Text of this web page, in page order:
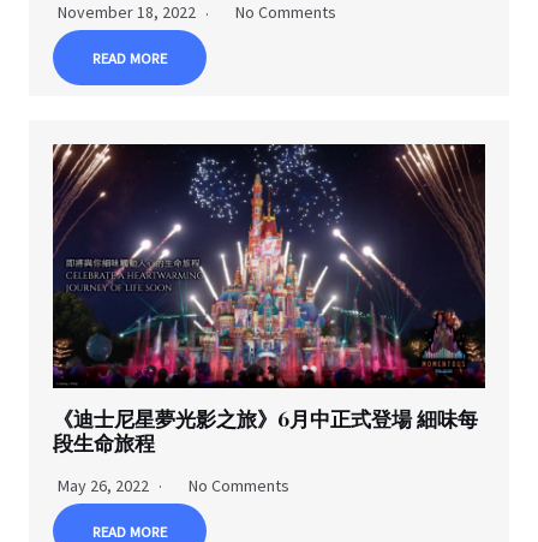
November 18, 2022 No Comments
READ MORE
《迪士尼星夢光影之旅》6月中正式登場 細味每
段生命旅程
May 26, 2022 No Comments
READ MORE